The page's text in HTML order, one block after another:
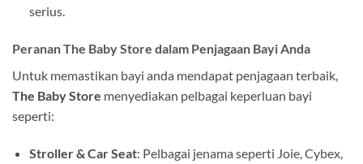
serius.
Peranan The Baby Store dalam Penjagaan Bayi Anda
Untuk memastikan bayi anda mendapat penjagaan terbaik,
The Baby Store menyediakan pelbagai keperluan bayi
seperti:
Stroller & Car Seat: Pelbagai jenama seperti Joie, Cybex,